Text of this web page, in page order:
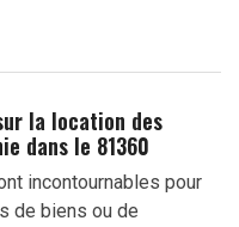
la location des
dans le 81360
incontournables pour
de biens ou de